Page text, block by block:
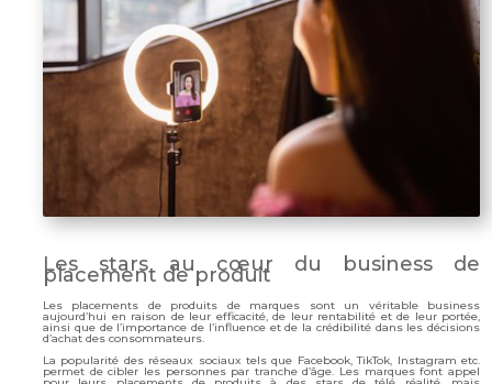
Les stars au cœur du business de
placement de produit
Les placements de produits de marques sont un véritable business
aujourd’hui en raison de leur efficacité, de leur rentabilité et de leur portée,
ainsi que de l’importance de l’influence et de la crédibilité dans les décisions
d’achat des consommateurs.
La popularité des réseaux sociaux tels que Facebook, TikTok, Instagram etc.
permet de cibler les personnes par tranche d’âge. Les marques font appel